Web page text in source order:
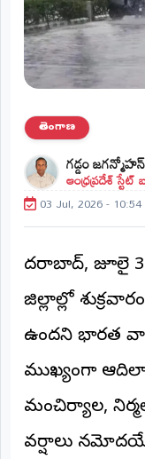
ప్రాంతీయ
వార్తలు
(STATE)
తెలంగాణ
ఆంధ్రప్రదేశ్
ప్రధాన
విభాగాలు
(MAIN)
భక్తి
క్రీడలు
జాతీయం
తెలంగాణ
గడ్డం జగన్మోహన్
ఆంధ్రప్రదేశ్ స్టేట్
03 Jul, 2026 -
హైదరాబాద్, జూలై
జిల్లాల్లో
ఉందని భారత
ముఖ్యంగా
మంచిర్యాల,
వర్షాలు